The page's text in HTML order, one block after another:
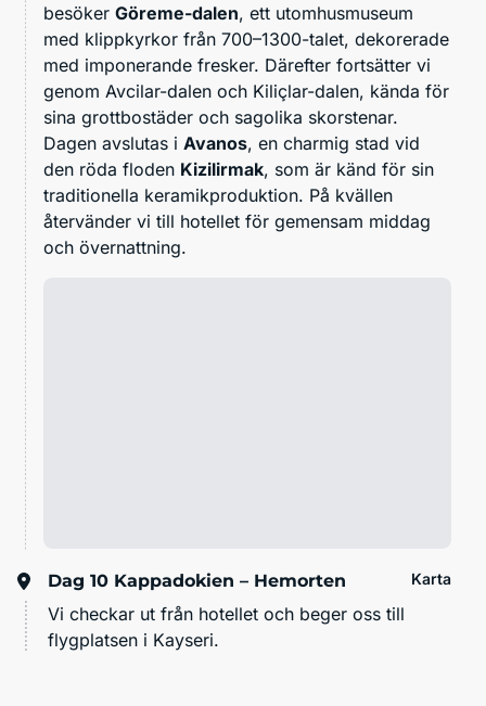
besöker Göreme-dalen, ett utomhusmuseum
med klippkyrkor från 700–1300-talet, dekorerade
med imponerande fresker. Därefter fortsätter vi
genom Avcilar-dalen och Kiliçlar-dalen, kända för
sina grottbostäder och sagolika skorstenar.
Dagen avslutas i Avanos, en charmig stad vid
den röda floden Kizilirmak, som är känd för sin
traditionella keramikproduktion. På kvällen
återvänder vi till hotellet för gemensam middag
och övernattning.
Dag 10 Kappadokien – Hemorten Karta
Vi checkar ut från hotellet och beger oss till
flygplatsen i Kayseri.